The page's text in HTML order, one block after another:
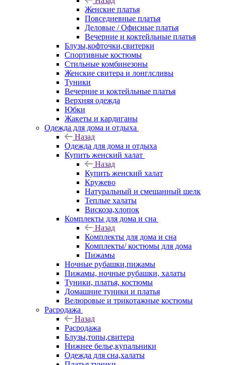
Женские платья
Повседневные платья
Деловые / Офисные платья
Вечерние и коктейльные платья
Блузы,кофточки,свитерки
Спортивные костюмы
Стильные комбинезоны
Женские свитера и лонглсливы
Туники
Вечерние и коктейльные платья
Верхняя одежда
Юбки
Жакеты и кардиганы
Одежда для дома и отдыха
Назад
Одежда для дома и отдыха
Купить женский халат
Назад
Купить женский халат
Кружево
Натуральный и смешанный шелк
Теплые халаты
Вискоза,хлопок
Комплекты для дома и сна
Назад
Комплекты для дома и сна
Комплекты/ костюмы для дома
Пижамы
Ночные рубашки,пижамы
Пижамы, ночные рубашки, халаты
Туники, платья, костюмы
Домашние туники и платья
Велюровые и трикотажные костюмы
Расродажа
Назад
Расродажа
Блузы,топы,свитера
Нижнее белье,купальники
Одежда для сна,халаты